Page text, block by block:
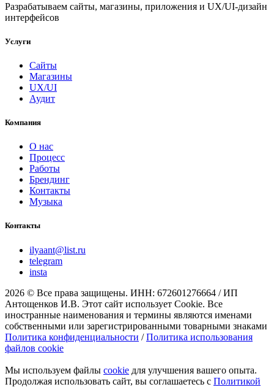
Разрабатываем сайты, магазины, приложения и UX/UI-дизайн
интерфейсов
Услуги
Сайты
Магазины
UX/UI
Аудит
Компания
О нас
Процесс
Работы
Брендинг
Контакты
Музыка
Контакты
ilyaant@list.ru
telegram
insta
2026 © Все права защищены. ИНН: 672601276664 / ИП
Антощенков И.В. Этот сайт использует Cookie. Все
иностранные наименования и термины являются именами
собственными или зарегистрированными товарными знаками
Политика конфиденциальности /Политика использования
файлов cookie
Мы используем файлы cookie для улучшения вашего опыта.
Продолжая использовать сайт, вы соглашаетесь с Политикой